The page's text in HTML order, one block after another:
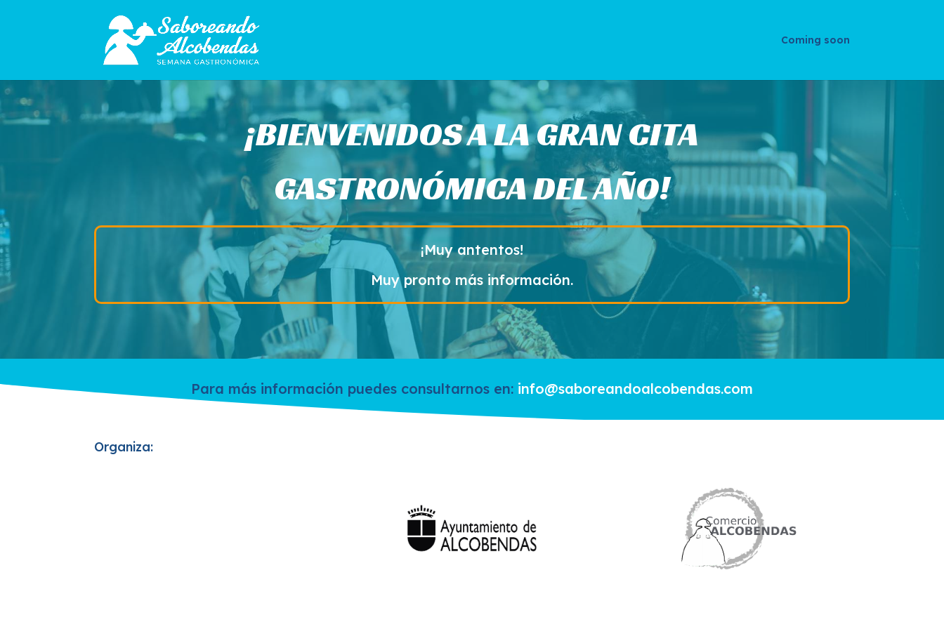
Coming soon
¡BIENVENIDOS A LA GRAN CITA
GASTRONÓMICA DEL AÑO!
¡Muy antentos!
Muy pronto más información.
Para más información puedes consultarnos en: info@saboreandoalcobendas.com
Organiza: